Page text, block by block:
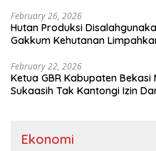
February 26, 2026
Hutan Produksi
Gakkum Kehutanan
February 22, 2026
Ketua GBR Kabupaten Bekasi
Sukaasih Tak Kantongi Izin
Ekonomi